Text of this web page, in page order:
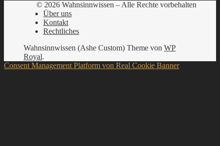
© 2026 Wahnsinnwissen – Alle Rechte vorbehalten
Über uns
Kontakt
Rechtliches
Wahnsinnwissen (Ashe Custom) Theme von WP
Royal.
Consent Management Platform von Real Cookie Banner